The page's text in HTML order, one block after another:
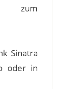
zum
Sinatra
oder in